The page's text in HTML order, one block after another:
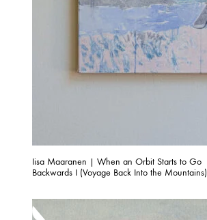
Iisa Maaranen | When an Orbit Starts to Go
Backwards I (Voyage Back Into the Mountains)